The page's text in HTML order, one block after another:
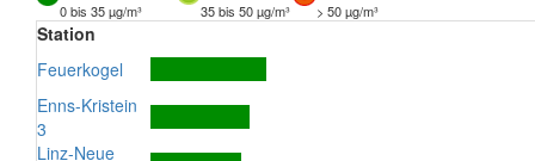
0 bis 35 µg/m³
35 bis 50 µg/m³ > 50 µg/m³
Station
Feuerkogel
Enns-Kristein
3
Linz-Neue